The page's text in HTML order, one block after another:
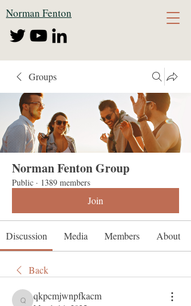
Norman Fenton
Groups
Norman Fenton Group
Public · 1389 members
Join
Discussion Media Members About
Back
qkpcmjwnpfkacm